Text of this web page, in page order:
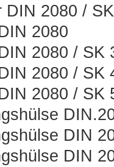
DIN 2080 /
2080
2080 / SK
2080 / SK
2080 / SK
DIN
DIN